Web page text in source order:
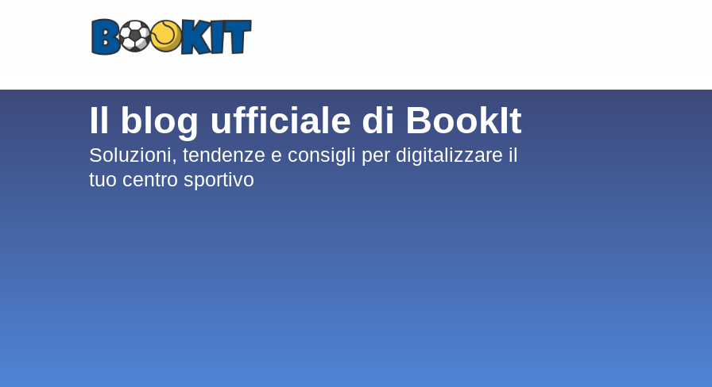
Il blog ufficiale di BookIt
Soluzioni, tendenze e consigli per digitalizzare il
tuo centro sportivo